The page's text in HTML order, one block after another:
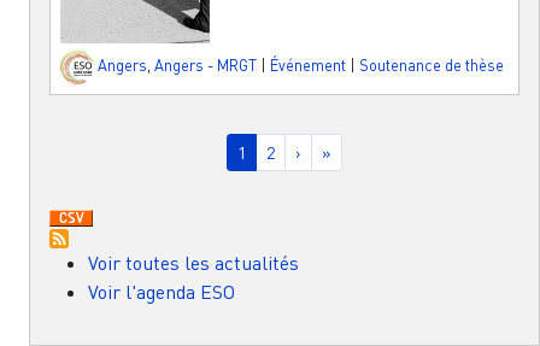
Angers Angers - MRGT Événement Soutenance de thèse
Page courante
1 Page
2 Page suivante
› Dernière page
»
Voir toutes les actualités
Voir l'agenda ESO